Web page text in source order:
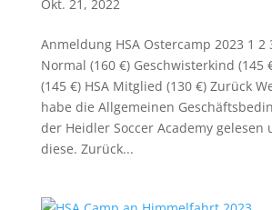
Okt. 21, 2022
Anmeldung HSA Ostercamp 2023 1 2
Normal (160 €) Geschwisterkind (145
(145 €) HSA Mitglied (130 €) Zurück
habe die Allgemeinen
der Heidler Soccer Academy gelesen
diese. Zurück...